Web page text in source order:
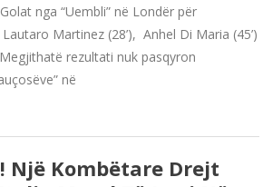
nga “Uembli” në Londër për
Martinez (28’), Anhel Di Maria (45’)
rezultati nuk pasqyron
në
Një Kombëtare Drejt